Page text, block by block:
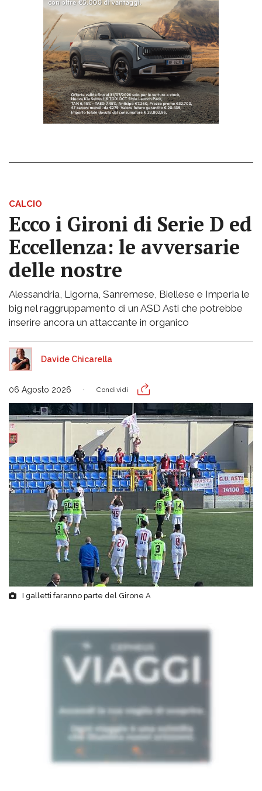
CALCIO
Ecco i Gironi di Serie D ed
Eccellenza: le avversarie
delle nostre
Alessandria, Ligorna, Sanremese, Biellese e Imperia le
big nel raggruppamento di un ASD Asti che potrebbe
inserire ancora un attaccante in organico
Davide Chicarella
06 Agosto 2026 Condividi
I galletti faranno parte del Girone A